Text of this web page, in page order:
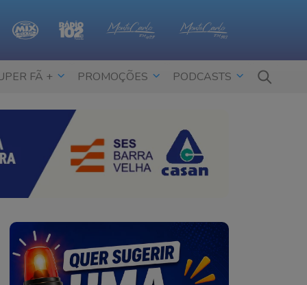
FÃ + PROMOÇÕES PODCASTS